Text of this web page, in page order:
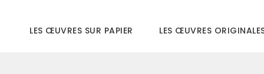
LES ŒUVRES SUR PAPIER LES ŒUVRES